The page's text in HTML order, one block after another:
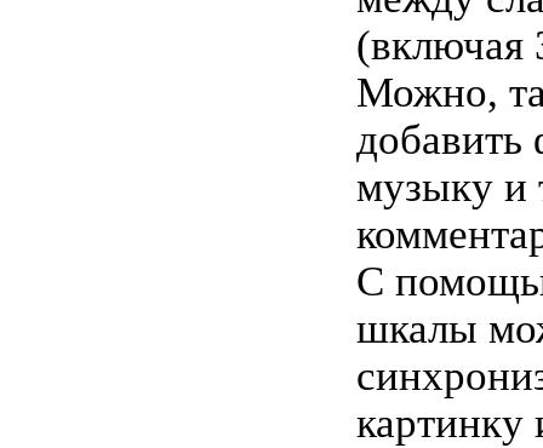
(включая
Можно,
музыку и
С
шкалы
картинку